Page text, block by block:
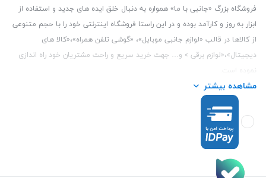
فروشگاه بزرگ «جانبی با ما» همواره به دنبال خلق ایده های جدید و استفاده از
ابزار به روز و کارآمد بوده و در این راستا فروشگاه اینترنتی خود را با حجم متنوعی
از کالاها در قالب «لوازم جانبی موبایل»، «گوشی تلفن همراه»،«کالا های
دیجیتال»،«لوازم برقی » و… جهت خرید سریع و راحت مشتریان خود راه اندازی
این فروشگاه تمام تلاش خود را نموده تا کالاهایی با کیفیت و با حداقل قیمت
عرضه نماید.
تلفن تماس :3847 088 0912
و ملی طبقه زیرین عکاسی
مشاهده بیشتر